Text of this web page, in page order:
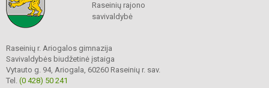
Raseinių rajono
savivaldybė
Raseinių r. Ariogalos gimnazija
Savivaldybės biudžetinė įstaiga
Vytauto g. 94, Ariogala, 60260 Raseinių r. sav.
Tel. (0 428) 50 241